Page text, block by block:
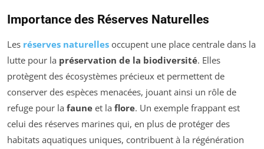
Importance des Réserves Naturelles
Les réserves naturelles occupent une place centrale dans la
lutte pour la préservation de la biodiversité. Elles
protègent des écosystèmes précieux et permettent de
conserver des espèces menacées, jouant ainsi un rôle de
refuge pour la faune et la flore. Un exemple frappant est
celui des réserves marines qui, en plus de protéger des
habitats aquatiques uniques, contribuent à la régénération